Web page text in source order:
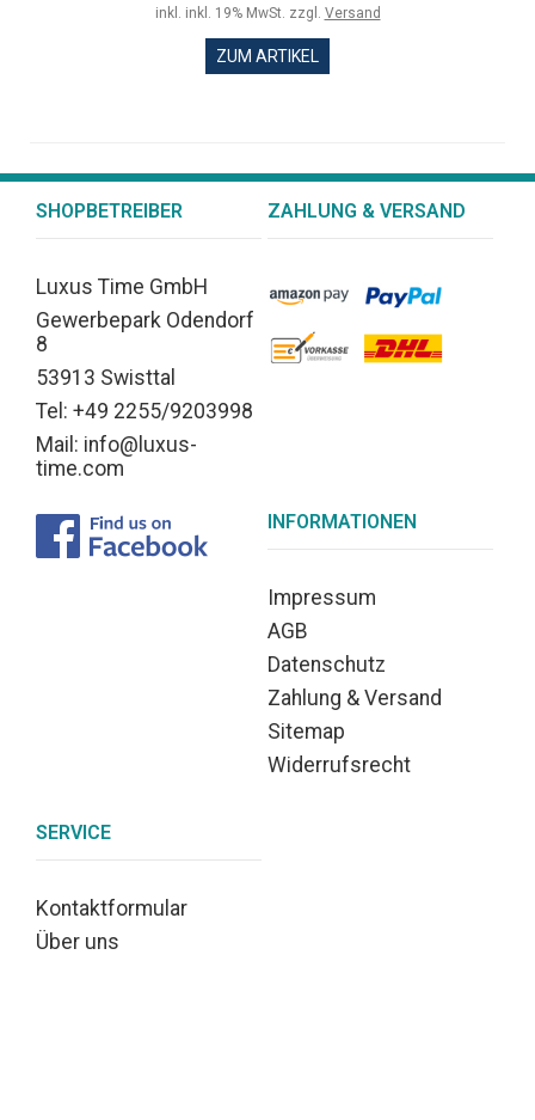
inkl. inkl. 19% MwSt. zzgl. Versand
ZUM ARTIKEL
SHOPBETREIBER
Luxus Time GmbH
Gewerbepark Odendorf
8
53913 Swisttal
Tel: +49 2255/9203998
Mail: info@luxus-
time.com
ZAHLUNG & VERSAND
INFORMATIONEN
Impressum
AGB
Datenschutz
Zahlung & Versand
Sitemap
Widerrufsrecht
SERVICE
Kontaktformular
Über uns